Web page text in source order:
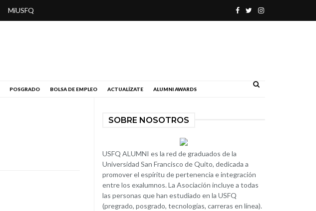
MiUSFQ
POSGRADO BOLSA DE EMPLEO ACTUALÍZATE ALUMNI AWARDS
SOBRE NOSOTROS
USFQ ALUMNI es la red de graduados de la
Universidad San Francisco de Quito, dedicada a
promover el espíritu de pertenencia e integración
entre los exalumnos. La Asociación incluye a todas
las personas que han estudiado en la USFQ
(pregrado, posgrado, tecnologías, carreras en línea).